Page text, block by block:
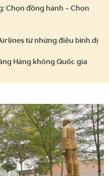
Chọn đồng hành – Chọn
từ những điều bình dị
Hàng không Quốc gia